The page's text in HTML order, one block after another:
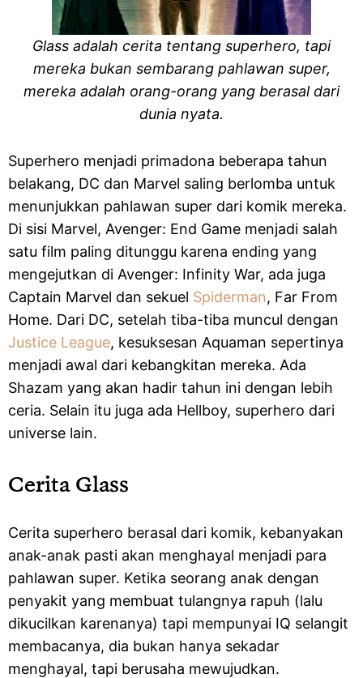
Glass adalah cerita tentang superhero, tapi
mereka bukan sembarang pahlawan super,
mereka adalah orang-orang yang berasal dari
dunia nyata.
Superhero menjadi primadona beberapa tahun
belakang, DC dan Marvel saling berlomba untuk
menunjukkan pahlawan super dari komik mereka.
Di sisi Marvel, Avenger: End Game menjadi salah
satu film paling ditunggu karena ending yang
mengejutkan di Avenger: Infinity War, ada juga
Captain Marvel dan sekuel Spiderman, Far From
Home. Dari DC, setelah tiba-tiba muncul dengan
Justice League, kesuksesan Aquaman sepertinya
menjadi awal dari kebangkitan mereka. Ada
Shazam yang akan hadir tahun ini dengan lebih
ceria. Selain itu juga ada Hellboy, superhero dari
universe lain.
Cerita Glass
Cerita superhero berasal dari komik, kebanyakan
anak-anak pasti akan menghayal menjadi para
pahlawan super. Ketika seorang anak dengan
penyakit yang membuat tulangnya rapuh (lalu
dikucilkan karenanya) tapi mempunyai IQ selangit
membacanya, dia bukan hanya sekadar
menghayal, tapi berusaha mewujudkan.